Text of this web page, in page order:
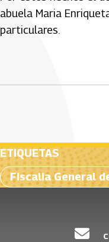
abuela Maria
particulares.
ETIQUETAS
Fiscalia General